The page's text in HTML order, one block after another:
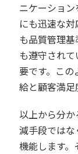
ニケーショ
にも迅速な
も品質管理
も遵守され
要です。こ
給と顧客満足
以上から分
減手段では
機能します